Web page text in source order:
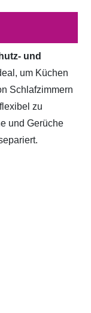
und
um Küchen
Schlafzimmern
flexibel zu
und Gerüche